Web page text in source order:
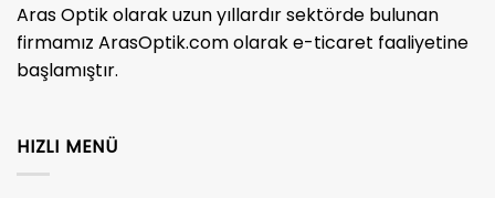
Aras Optik olarak uzun yıllardır sektörde bulunan
firmamız ArasOptik.com olarak e-ticaret faaliyetine
başlamıştır.
HIZLI MENÜ